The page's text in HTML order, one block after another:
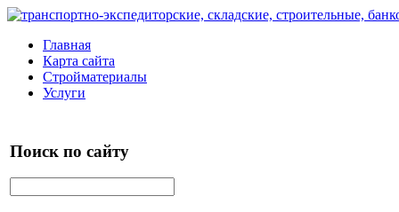
Главная
Карта сайта
Стройматериалы
Услуги
Поиск по сайту